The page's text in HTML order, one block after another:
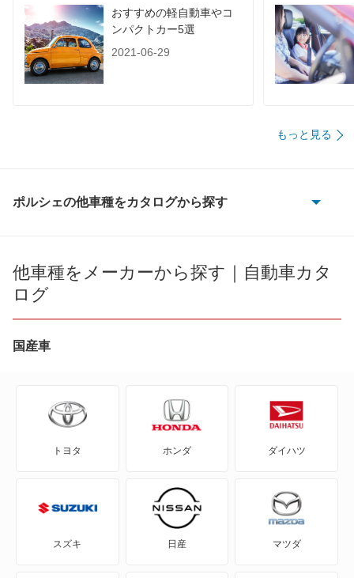
おすすめの軽自動車やコ
ンパクトカー5選
2021-06-29
もっと見る
ポルシェの他車種をカタログから探す
718ケイマン
718ケイマン S
718ケイマン T
718ボクスター
718ボクスターS
他車種をメーカーから探す｜自動車カタ
ログ
国産車
トヨタ ホンダ ダイハツ
スズキ 日産 マツダ